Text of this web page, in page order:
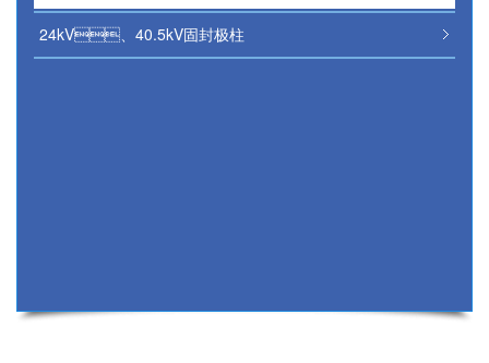
24kV、40.5kV固封极柱